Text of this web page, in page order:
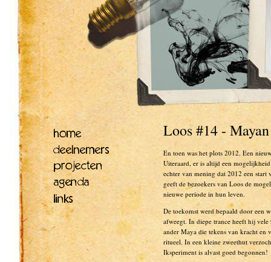
Loos #14 -
En toen was het plots 2012. Een
Uiteraard, er is altijd een
echter van mening dat 2012 een
geeft de bezoekers van Loos de
nieuwe periode in hun leven.
De toekomst werd bepaald door een
afweegt. In diepe trance heeft hij vele
ander Maya die tekens van kracht en
ritueel. In een kleine zweethut
Iksperiment is alvast goed begonnen!